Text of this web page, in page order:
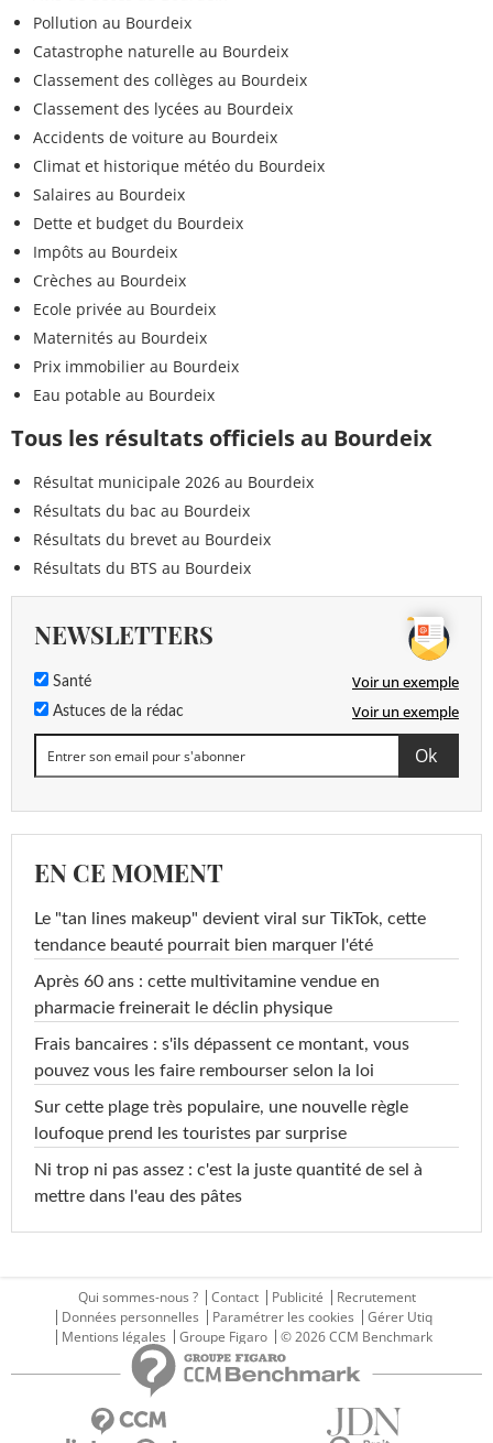
Pollution au Bourdeix
Catastrophe naturelle au Bourdeix
Classement des collèges au Bourdeix
Classement des lycées au Bourdeix
Accidents de voiture au Bourdeix
Climat et historique météo du Bourdeix
Salaires au Bourdeix
Dette et budget du Bourdeix
Impôts au Bourdeix
Crèches au Bourdeix
Ecole privée au Bourdeix
Maternités au Bourdeix
Prix immobilier au Bourdeix
Eau potable au Bourdeix
Tous les résultats officiels au Bourdeix
Résultat municipale 2026 au Bourdeix
Résultats du bac au Bourdeix
Résultats du brevet au Bourdeix
Résultats du BTS au Bourdeix
NEWSLETTERS
Santé Voir un exemple
Astuces de la rédac Voir un exemple
EN CE MOMENT
Le "tan lines makeup" devient viral sur TikTok, cette
tendance beauté pourrait bien marquer l'été
Après 60 ans : cette multivitamine vendue en
pharmacie freinerait le déclin physique
Frais bancaires : s'ils dépassent ce montant, vous
pouvez vous les faire rembourser selon la loi
Sur cette plage très populaire, une nouvelle règle
loufoque prend les touristes par surprise
Ni trop ni pas assez : c'est la juste quantité de sel à
mettre dans l'eau des pâtes
Qui sommes-nous ? Contact Publicité
Recrutement
Données personnelles
Paramétrer les cookies
Gérer Utiq
Mentions légales
Groupe Figaro © 2026 CCM Benchmark